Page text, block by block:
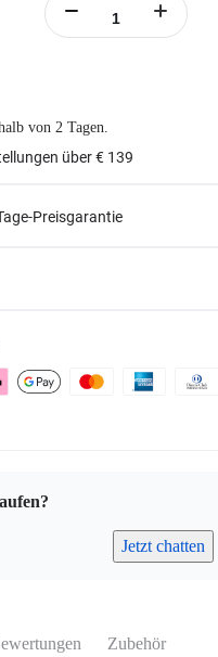
von 2 Tagen.
über € 139
Preisgarantie
Jetzt chatten
Zubehör